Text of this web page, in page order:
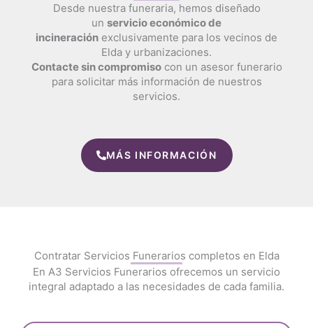
Desde nuestra funeraria, hemos diseñado
un servicio económico de
incineración exclusivamente para los vecinos de
Elda y urbanizaciones.
Contacte sin compromisocon un asesor funerario
para solicitar más información de nuestros
servicios.
MÁS INFORMACIÓN
Contratar Servicios Funerarios completos en Elda
En A3 Servicios Funerarios ofrecemos un servicio
integral adaptado a las necesidades de cada familia.